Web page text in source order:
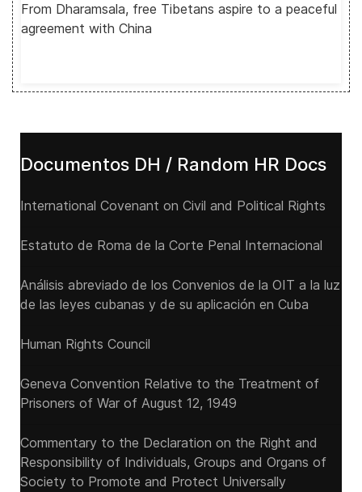
From Dharamsala, free Tibetans aspire to a peaceful
agreement with China
Documentos DH / Random HR Docs
International Covenant on Civil and Political Rights
Estatuto de Roma de la Corte Penal Internacional
Análisis abreviado de los Convenios de la OIT a la luz
de las leyes cubanas y de su aplicación en Cuba
Human Rights Council
Geneva Convention Relative to the Treatment of
Prisoners of War of August 12, 1949
Commentary to the Declaration on the Right and
Responsibility of Individuals, Groups and Organs of
Society to Promote and Protect Universally